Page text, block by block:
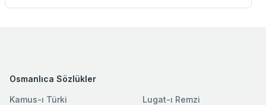
Osmanlıca Sözlükler
Kamus-ı Türki
Lugat-ı Remzi